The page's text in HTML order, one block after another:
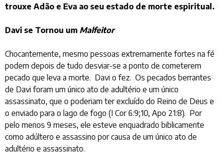
trouxe Adão e Eva ao seu estado de morte espiritual.
Davi se Tornou um Malfeitor
Chocantemente, mesmo pessoas extremamente fortes na fé
podem depois de tudo desviar-se a ponto de cometerem
pecado que leva a morte. Davi o fez. Os pecados berrantes
de Davi foram um único ato de adultério e um único
assassinato, que o poderiam ter excluído do Reino de Deus e
o enviado para o lago de fogo (I Cor 6:9;10, Apo 21:8). Por
pelo menos 9 meses, ele esteve enquadrado biblicamente
como adúltero e assassino por causa de um único ato de
adultério e assassinato.